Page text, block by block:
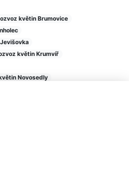
květin Brumovice
květin Krumvíř
Novosedly